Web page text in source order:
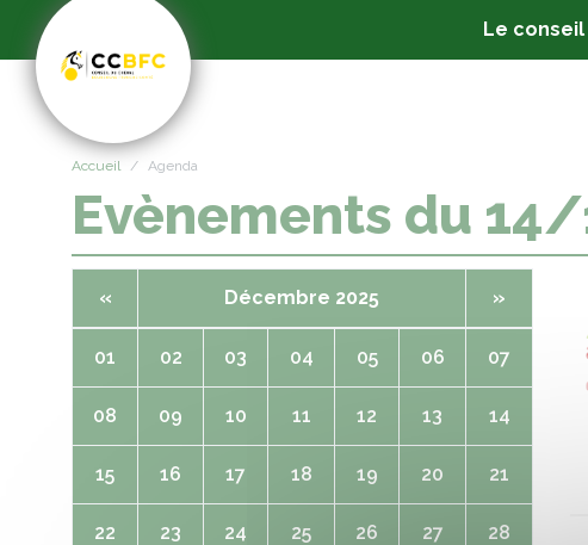
Le conseil
Accueil Agenda
Evènements du
« Décembre 2025 »
01 02 03 04 05 06 07
08 09 10 11 12 13 14
15 16 17 18 19 20 21
22 23 24 25 26 27 28
Panneau de gestion des cookies